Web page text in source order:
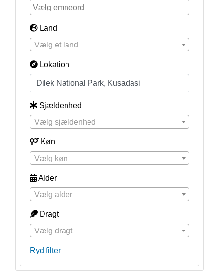
Land
Vælg et land
Lokation
Sjældenhed
Vælg sjældenhed
Køn
Vælg køn
Alder
Vælg alder
Dragt
Vælg dragt
Ryd filter